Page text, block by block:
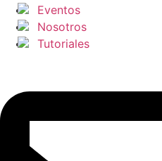
Eventos
Nosotros
Tutoriales